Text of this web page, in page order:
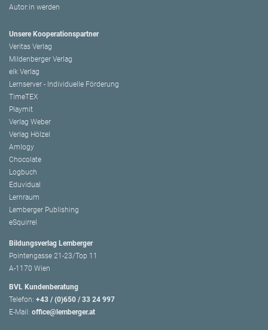
Autor:in werden
Unsere Kooperationspartner
Veritas Verlag
Mildenberger Verlag
elk Verlag
Lernserver - Individuelle Förderung
TimeTEX
Playmit
Verlag Weber
Verlag Hölzel
Amlogy
Chocolate
Logbuch
Eduvidual
Lernraum
Lemberger Publishing
eSquirrel
Bildungsverlag Lemberger
Pointengasse 21-23/Top 11
A-1170 Wien
BVL Kundenberatung
Telefon: +43 / (0)650 / 33 24 997
E-Mail: office@lemberger.at